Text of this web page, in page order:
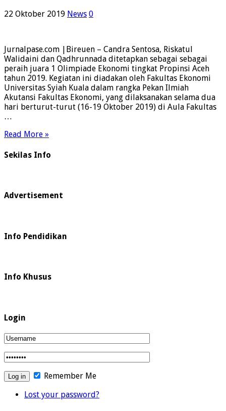
22 Oktober 2019 News 0
Jurnalpase.com |Bireuen – Candra Sentosa, Riskatul
Walidaini dan Qadhrunnada ditetapkan sebagai sebagai
peraih juara 1 Olimpiade Ekonomi tingkat Propinsi Aceh
tahun 2019. Kegiatan ini diadakan oleh Fakultas Ekonomi
Universitas Syiah Kuala dalam rangka Pekan Ilmiah
Akutansi Fakultas Ekonomi, yang dilaksanakan selama dua
hari berturut-turut (16-19 Oktober 2019) di Aula Fakultas
…
Read More »
Sekilas Info
Advertisement
Info Pendidikan
Info Khusus
Login
Remember Me
Lost your password?